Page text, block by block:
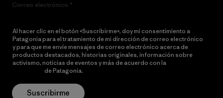
Correo electrónico
Al hacer clic en el botón «Suscribirme», doy mi consentimiento a
Patagonia para el tratamiento de mi dirección de correo electrónico
y para que me envíe mensajes de correo electrónico acerca de
productos destacados, historias originales, información sobre
activismo, noticias de eventos y más de acuerdo con la
de Patagonia.
Suscribirme